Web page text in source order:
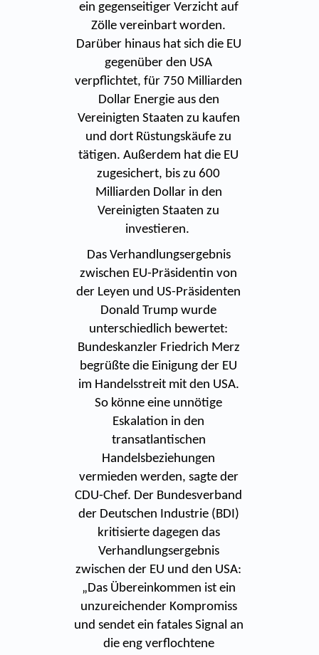
ein gegenseitiger Verzicht auf
Zölle vereinbart worden.
Darüber hinaus hat sich die EU
gegenüber den USA
verpflichtet, für 750 Milliarden
Dollar Energie aus den
Vereinigten Staaten zu kaufen
und dort Rüstungskäufe zu
tätigen. Außerdem hat die EU
zugesichert, bis zu 600
Milliarden Dollar in den
Vereinigten Staaten zu
investieren.
Das Verhandlungsergebnis
zwischen EU-Präsidentin von
der Leyen und US-Präsidenten
Donald Trump wurde
unterschiedlich bewertet:
Bundeskanzler Friedrich Merz
begrüßte die Einigung der EU
im Handelsstreit mit den USA.
So könne eine unnötige
Eskalation in den
transatlantischen
Handelsbeziehungen
vermieden werden, sagte der
CDU-Chef. Der Bundesverband
der Deutschen Industrie (BDI)
kritisierte dagegen das
Verhandlungsergebnis
zwischen der EU und den USA:
„Das Übereinkommen ist ein
unzureichender Kompromiss
und sendet ein fatales Signal an
die eng verflochtene